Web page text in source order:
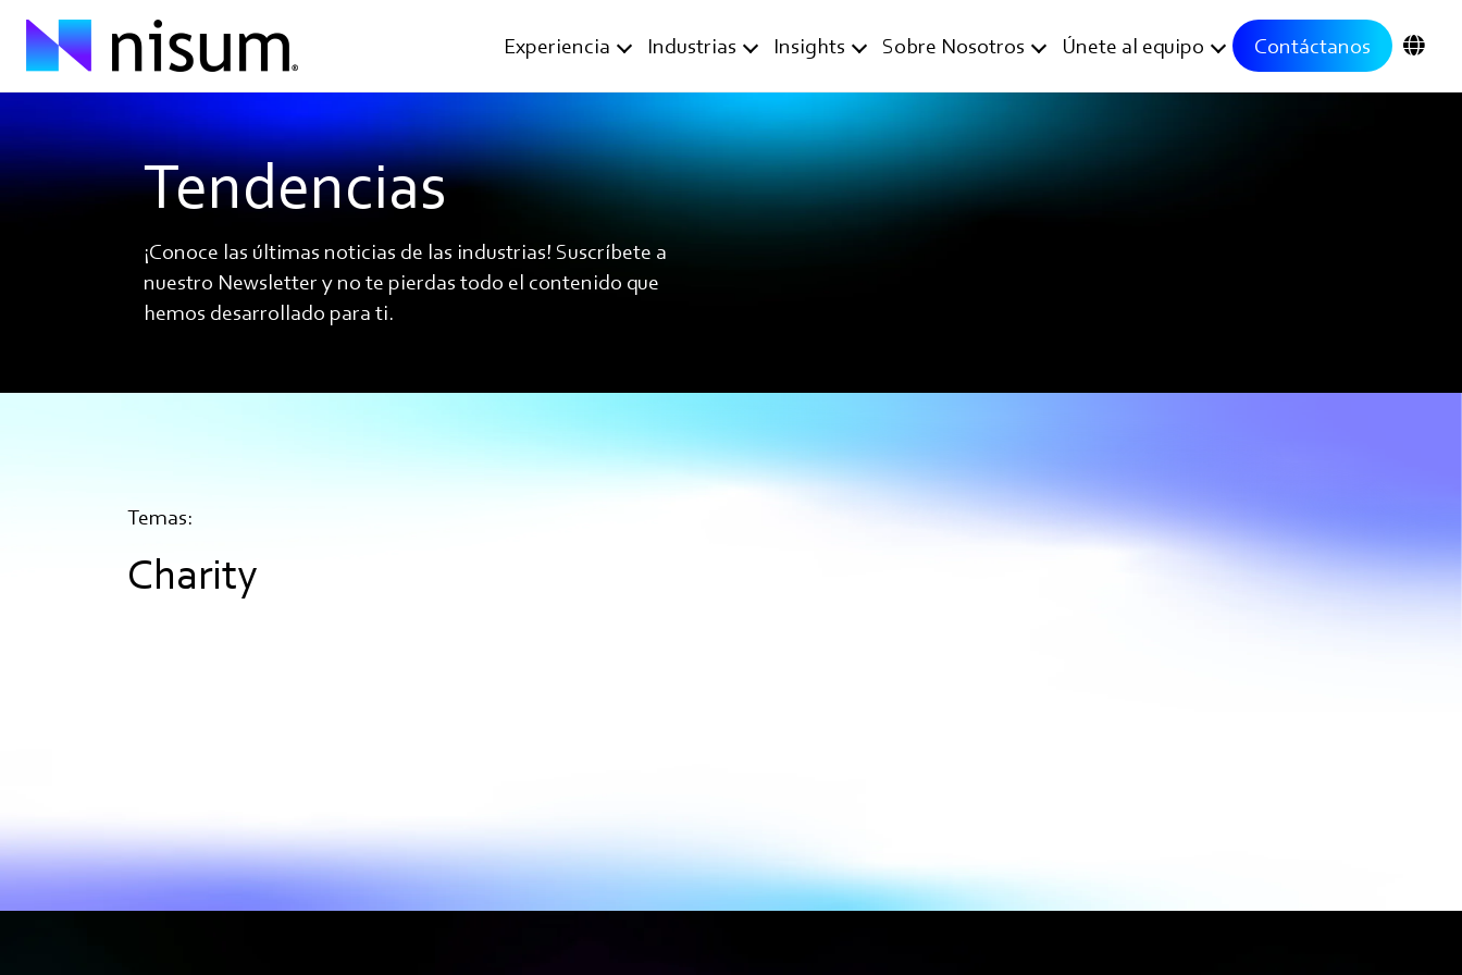
Experiencia Industrias Insights Sobre Nosotros Únete al equipo Contáctanos
Tendencias
¡Conoce las últimas noticias de las industrias! Suscríbete a
nuestro Newsletter y no te pierdas todo el contenido que
hemos desarrollado para ti.
Temas:
Charity